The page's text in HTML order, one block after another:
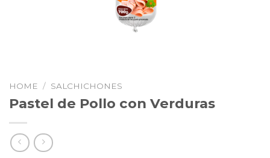
HOME / SALCHICHONES
Pastel de Pollo con Verduras